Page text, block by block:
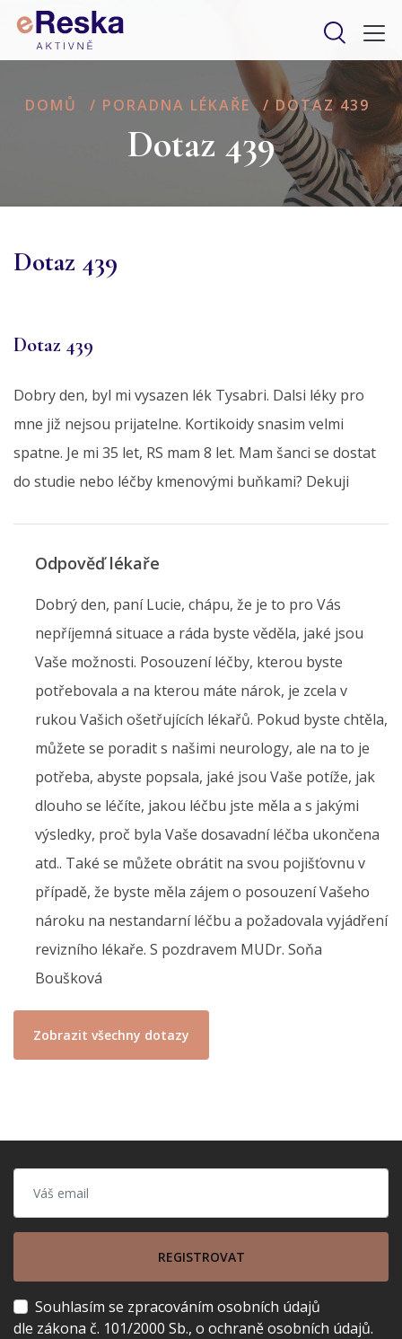
DOMŮ / PORADNA LÉKAŘE / DOTAZ 439
Dotaz 439
Dotaz 439
Dotaz 439
Dobry den, byl mi vysazen lék Tysabri. Dalsi léky pro
mne již nejsou prijatelne. Kortikoidy snasim velmi
spatne. Je mi 35 let, RS mam 8 let. Mam šanci se dostat
do studie nebo léčby kmenovými buňkami? Dekuji
Odpověď lékaře
Dobrý den, paní Lucie, chápu, že je to pro Vás
nepříjemná situace a ráda byste věděla, jaké jsou
Vaše možnosti. Posouzení léčby, kterou byste
potřebovala a na kterou máte nárok, je zcela v
rukou Vašich ošetřujících lékařů. Pokud byste chtěla,
můžete se poradit s našimi neurology, ale na to je
potřeba, abyste popsala, jaké jsou Vaše potíže, jak
dlouho se léčíte, jakou léčbu jste měla a s jakými
výsledky, proč byla Vaše dosavadní léčba ukončena
atd.. Také se můžete obrátit na svou pojišťovnu v
případě, že byste měla zájem o posouzení Vašeho
nároku na nestandarní léčbu a požadovala vyjádření
revizního lékaře. S pozdravem MUDr. Soňa
Boušková
Zobrazit všechny dotazy
REGISTROVAT
Souhlasím se zpracováním osobních údajů
dle zákona č. 101/2000 Sb., o ochraně osobních údajů.